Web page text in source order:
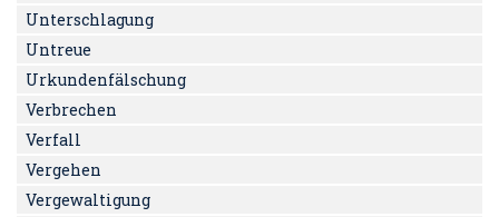
Unterschlagung
Untreue
Urkundenfälschung
Verbrechen
Verfall
Vergehen
Vergewaltigung